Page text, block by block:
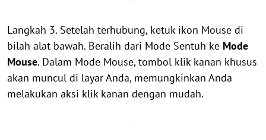
Langkah 3. Setelah terhubung, ketuk ikon Mouse di
bilah alat bawah. Beralih dari Mode Sentuh ke Mode
Mouse. Dalam Mode Mouse, tombol klik kanan khusus
akan muncul di layar Anda, memungkinkan Anda
melakukan aksi klik kanan dengan mudah.